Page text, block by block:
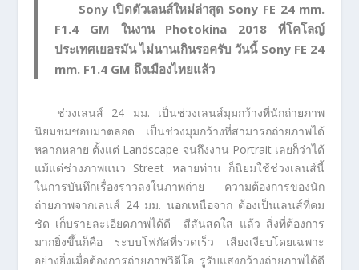
Sony เปิดตัวเลนส์ใหม่ล่าสุด Sony FE 24 mm.
F1.4 GM ในงาน Photokina 2018 ที่โคโลญ์
ประเทศเยอรมัน ไม่นานเกินรอครับ วันนี้ Sony FE 24
mm. F1.4 GM ถึงเมืองไทยแล้ว
ช่วงเลนส์ 24 มม. เป็นช่วงเลนส์มุมกว้างที่นักถ่ายภาพ
นิยมชมชอบมาตลอด เป็นช่วงมุมกว้างที่สามารถถ่ายภาพได้
หลากหลาย ตั้งแต่ Landscape จนถึงงาน Portrait เลยก็ว่าได้
แม้แต่ช่างภาพแนว Street หลายท่าน ก็นิยมใช้ช่วงเลนส์นี้
ในการบันทึกเรื่องราวลงในภาพถ่าย ความต้องการของนัก
ถ่ายภาพจากเลนส์ 24 มม. นอกเหนือจาก ต้องเป็นเลนส์ที่คม
ชัด เก็บรายละเอียดภาพได้ดี สีสันสดใส แล้ว สิ่งที่ต้องการ
มากยิ่งขึ้นก็คือ ระบบโฟกัสที่รวดเร็ว เสียงเงียบโดยเฉพาะ
อย่างยิ่งเมื่อต้องการถ่ายภาพวิดีโอ รูรับแสงกว้างถ่ายภาพได้ดี